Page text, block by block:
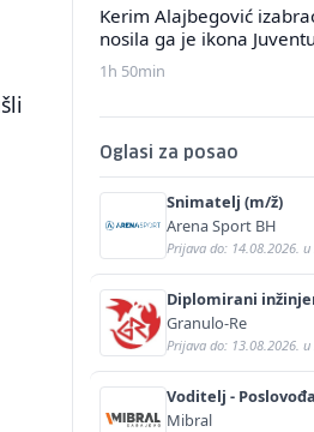
Kerim Alajbegović
nosila ga je ikona
1h 50min
Oglasi za posao
Snimatelj (m/ž)
Arena Sport BH
Prijava do: 14.08.2026. u
Diplomirani
Bachelor inžinjer
(m/ž)
Granulo-Re
Prijava do: 13.08.2026. u
Voditelj -
gradilištu (m/ž)
Mibral